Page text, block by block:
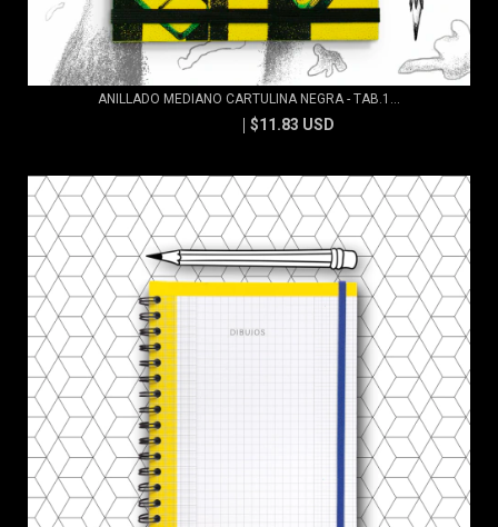
ANILLADO MEDIANO CARTULINA NEGRA - TAB.1...
$11.83 USD